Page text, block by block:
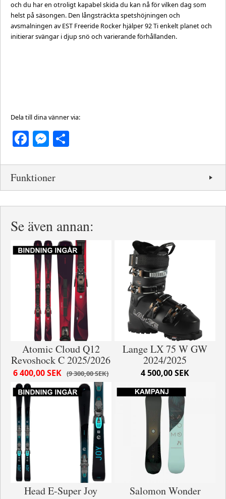
och du har en otroligt kapabel skida du kan nå för vilken dag som
helst på säsongen. Den långsträckta spetshöjningen och
avsmalningen av EST Freeride Rocker hjälper 92 Ti enkelt planet och
initierar svängar i djup snö och varierande förhållanden.
Dela till dina vänner via:
Facebook
Messenger
Funktioner
Se även annan:
Atomic Cloud Q12
Revoshock C 2025/2026
9 300,00 SEK
6 400,00 SEK
Lange LX 75 W GW
2024/2025
4 500,00 SEK
Head E-Super Joy Salomon Wonder